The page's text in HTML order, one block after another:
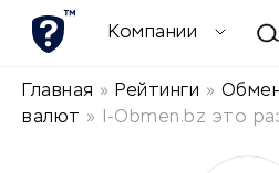
Компании
Главная » Рейтинги »
валют » I-Obmen.bz это